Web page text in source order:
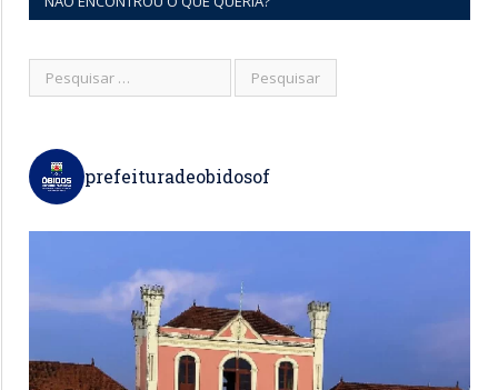
prefeituradeobidosof